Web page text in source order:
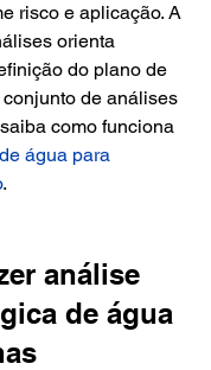
risco e aplicação. A
orienta
do plano de
de análises
como funciona
água para
.
análise
de água